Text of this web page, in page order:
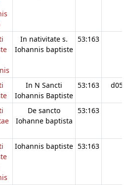
In nativitate s.
Iohannis baptiste
53:163
In N Sancti
Iohannis Baptiste
53:163 d05
De sancto
Iohanne baptista
53:163
Iohannis baptiste 53:163